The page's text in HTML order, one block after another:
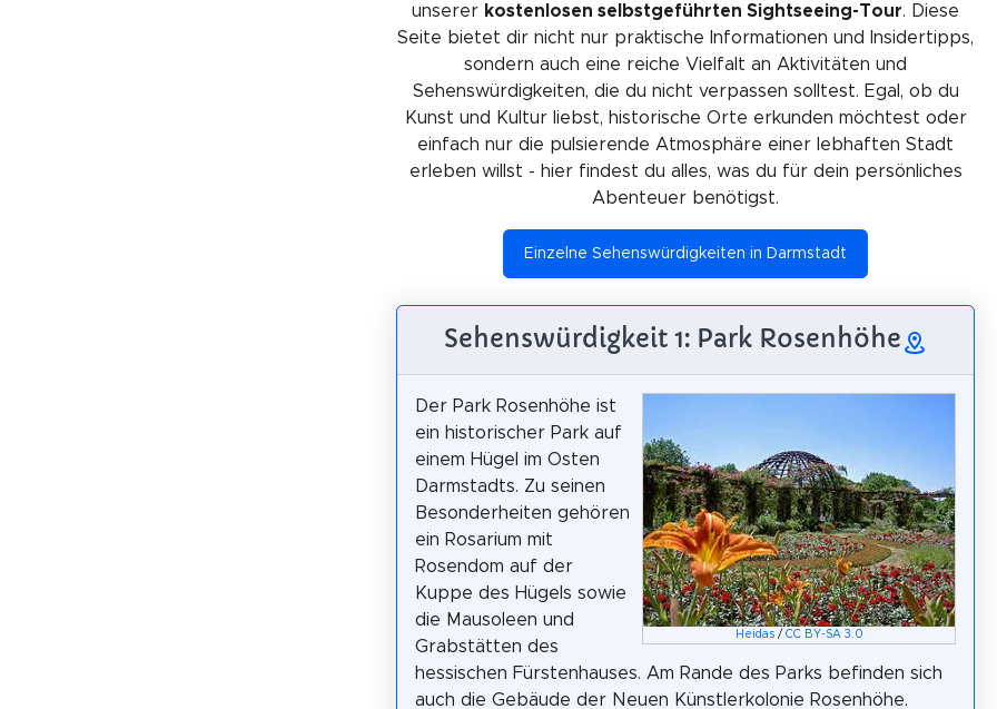
unserer kostenlosen selbstgeführten Sightseeing-Tour. Diese
Seite bietet dir nicht nur praktische Informationen und Insidertipps,
sondern auch eine reiche Vielfalt an Aktivitäten und
Sehenswürdigkeiten, die du nicht verpassen solltest. Egal, ob du
Kunst und Kultur liebst, historische Orte erkunden möchtest oder
einfach nur die pulsierende Atmosphäre einer lebhaften Stadt
erleben willst - hier findest du alles, was du für dein persönliches
Abenteuer benötigst.
Einzelne Sehenswürdigkeiten in Darmstadt
Sehenswürdigkeit 1: Park Rosenhöhe
Heidas/ CC BY-SA 3.0
Der Park Rosenhöhe ist
ein historischer Park auf
einem Hügel im Osten
Darmstadts. Zu seinen
Besonderheiten gehören
ein Rosarium mit
Rosendom auf der
Kuppe des Hügels sowie
die Mausoleen und
Grabstätten des
hessischen Fürstenhauses. Am Rande des Parks befinden sich
auch die Gebäude der Neuen Künstlerkolonie Rosenhöhe.